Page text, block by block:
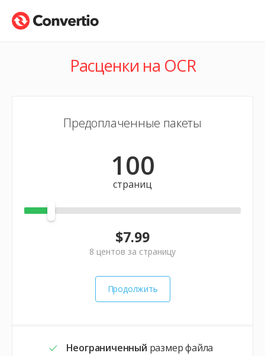
Расценки на OCR
Предоплаченные пакеты
100
страниц
$7.99
8 центов за страницу
Продолжить
Неограниченный размер файла